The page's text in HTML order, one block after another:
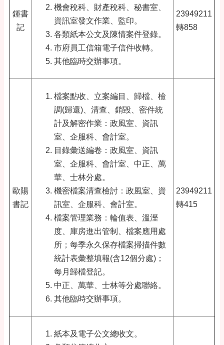
鍾書
記
機會稅科、財產稅科、秘書室
資訊室發文作業、監印。
各類紙本公文及陳情案件登錄。
市府員工信箱電子信件收轉。
其他臨時交辦事項。
23949211
轉858
歐陽
書記
檔案點收、立案編目、歸檔、檢
調(歸還)、清查、銷毀、密件統
計及解密作業：政風室、資訊
室、企服科、會計室。
目錄彙送編卷：政風室、資訊
室、企服科、會計室、中正、萬
華、士林分處。
機密檔案清查檢討：政風室、資
訊室、企服科、會計室。
檔案管理業務：輪值表、溫溼
度、庫房進出管制、檔案應用處
所；每季永久保存檔案掃描件數
統計表彙整填報(含12個分處)；
每月歸檔登記。
中正、萬華、士林等分處聯絡。
其他臨時交辦事項。
23949211
轉415
紙本及電子公文總收文。